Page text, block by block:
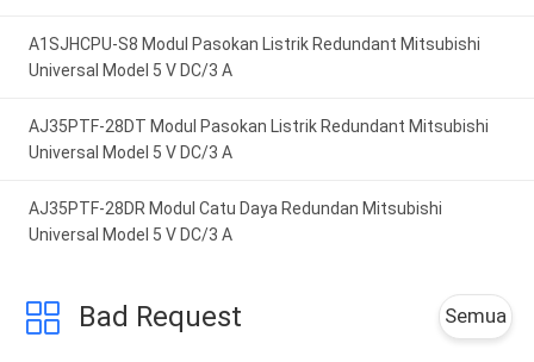
A1SJHCPU-S8 Modul Pasokan Listrik Redundant Mitsubishi
Universal Model 5 V DC/3 A
AJ35PTF-28DT Modul Pasokan Listrik Redundant Mitsubishi
Universal Model 5 V DC/3 A
AJ35PTF-28DR Modul Catu Daya Redundan Mitsubishi
Universal Model 5 V DC/3 A
Bad Request Semua